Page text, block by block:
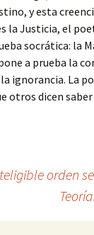
y esta
la Justicia, el
socrática: la
a prueba la
ignorancia. La
otros dicen
orden